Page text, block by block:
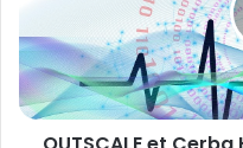
le
parcours
patient
grâce